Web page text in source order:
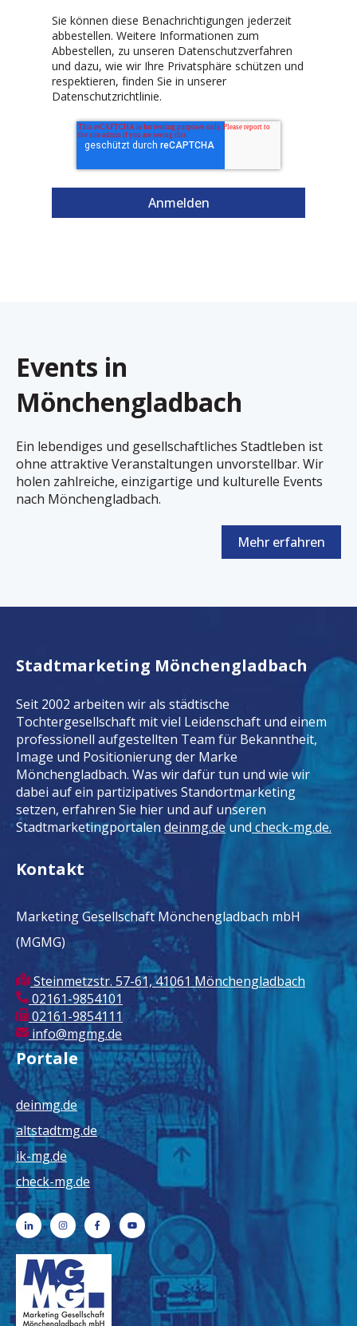
Sie können diese Benachrichtigungen jederzeit
abbestellen. Weitere Informationen zum
Abbestellen, zu unseren Datenschutzverfahren
und dazu, wie wir Ihre Privatsphäre schützen und
respektieren, finden Sie in unserer
Datenschutzrichtlinie.
Events in
Mönchengladbach
Ein lebendiges und gesellschaftliches Stadtleben ist
ohne attraktive Veranstaltungen unvorstellbar. Wir
holen zahlreiche, einzigartige und kulturelle Events
nach Mönchengladbach.
Mehr erfahren
Stadtmarketing Mönchengladbach
Seit 2002 arbeiten wir als städtische
Tochtergesellschaft mit viel Leidenschaft und einem
professionell aufgestellten Team für Bekanntheit,
Image und Positionierung der Marke
Mönchengladbach. Was wir dafür tun und wie wir
dabei auf ein partizipatives Standortmarketing
setzen, erfahren Sie hier und auf unseren
Stadtmarketingportalendeinmg.deund check-mg.de.
Kontakt
Marketing Gesellschaft Mönchengladbach mbH
(MGMG)
Steinmetzstr. 57-61, 41061 Mönchengladbach
02161-9854101
02161-9854111
info@mgmg.de
Portale
deinmg.de
altstadtmg.de
ik-mg.de
check-mg.de